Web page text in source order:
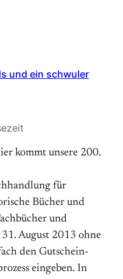
und ein schwuler
kommt unsere 200.
für
Bücher und
und
August 2013 ohne
den Gutschein-
eingeben. In